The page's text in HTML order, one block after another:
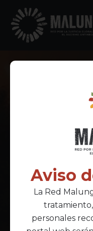
Aporte
Aviso
La Red
personales